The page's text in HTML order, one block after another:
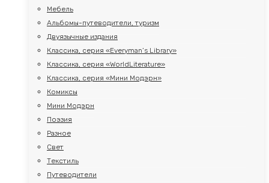
Мебель
Альбомы-путеводители, туризм
Двуязычные издания
Классика, серия «Everyman’s Library»
Классика, серия «WorldLiterature»
Классика, серия «Мини Модэрн»
Комиксы
Мини Модэрн
Поэзия
Разное
Свет
Текстиль
Путеводители